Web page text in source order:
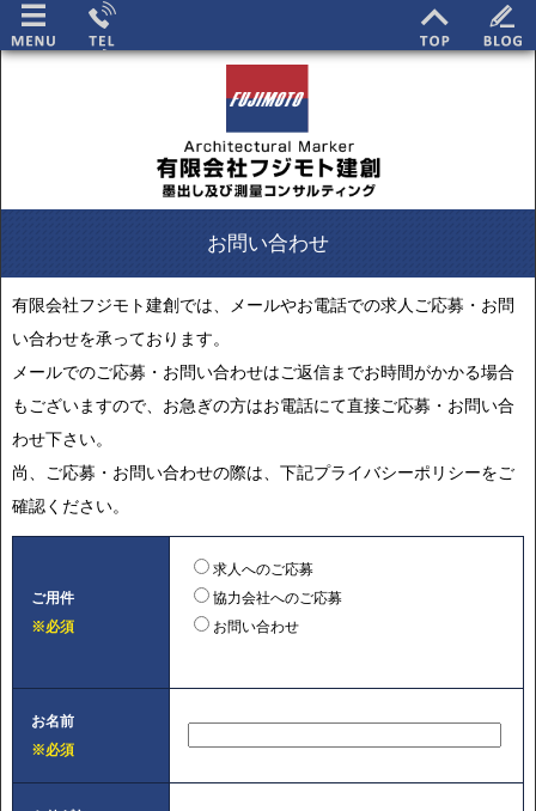
お問い合わせ
有限会社フジモト建創では、メールやお電話での求人ご応募・お問
い合わせを承っております。
メールでのご応募・お問い合わせはご返信までお時間がかかる場合
もございますので、お急ぎの方はお電話にて直接ご応募・お問い合
わせ下さい。
尚、ご応募・お問い合わせの際は、下記プライバシーポリシーをご
確認ください。
ご用件
※必須
求人へのご応募
協力会社へのご応募
お問い合わせ
お名前
※必須